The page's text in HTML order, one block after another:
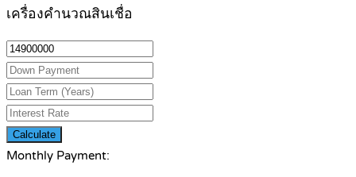
เครื่องคำนวณสินเชื่อ
Calculate
Monthly Payment: